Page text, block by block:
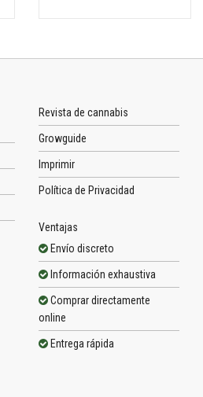
Revista de cannabis
Growguide
Imprimir
Política de Privacidad
Ventajas
Envío discreto
Información exhaustiva
Comprar directamente
online
Entrega rápida